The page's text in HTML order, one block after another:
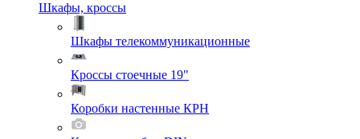
Шкафы, кроссы
Шкафы телекоммуникационные
Кроссы стоечные 19"
Коробки настенные КРН